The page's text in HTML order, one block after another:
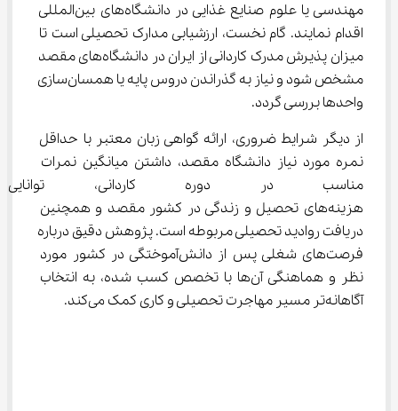
مهندسی یا علوم صنایع غذایی در دانشگاه‌های بین‌المللی
اقدام نمایند. گام نخست، ارزشیابی مدارک تحصیلی است تا
میزان پذیرش مدرک کاردانی از ایران در دانشگاه‌های مقصد
مشخص شود و نیاز به گذراندن دروس پایه یا همسان‌سازی
واحدها بررسی گردد.
از دیگر شرایط ضروری، ارائه گواهی زبان معتبر با حداقل
نمره مورد نیاز دانشگاه مقصد، داشتن میانگین نمرات
مناسب در دوره کاردانی،
هزینه‌های تحصیل و زندگی در کشور مقصد و همچنین
دریافت روادید تحصیلی مربوطه است. پژوهش دقیق درباره
فرصت‌های شغلی پس از دانش‌آموختگی در کشور مورد
نظر و هماهنگی آن‌ها با تخصص کسب شده، به انتخاب
آگاهانه‌تر مسیر مهاجرت تحصیلی و کاری کمک می‌کند.